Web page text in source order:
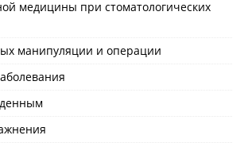
медицины при стоматологических
манипуляции и операции